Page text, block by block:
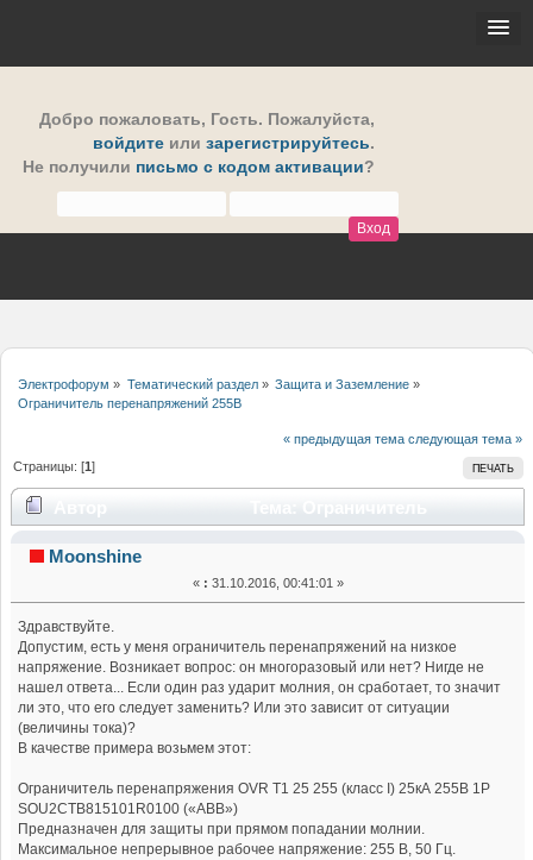
Добро пожаловать, Гость. Пожалуйста,
войдите или зарегистрируйтесь.
Не получили письмо с кодом активации?
Электрофорум » Тематический раздел» Защита и Заземление»
Ограничитель перенапряжений 255В
« предыдущая тема следующая тема »
ПЕЧАТЬ
Страницы: [1]
перенапряжений 255В (Прочитано 30255 раз)
Moonshine
« : 31.10.2016, 00:41:01 »
Здравствуйте.
Допустим, есть у меня ограничитель перенапряжений на низкое
напряжение. Возникает вопрос: он многоразовый или нет? Нигде не
нашел ответа... Если один раз ударит молния, он сработает, то значит
ли это, что его следует заменить? Или это зависит от ситуации
(величины тока)?
В качестве примера возьмем этот:
Ограничитель перенапряжения OVR T1 25 255 (класс I) 25кА 255В 1P
SOU2CTB815101R0100 («АВВ»)
Предназначен для защиты при прямом попадании молнии.
Максимальное непрерывное рабочее напряжение: 255 В, 50 Гц.